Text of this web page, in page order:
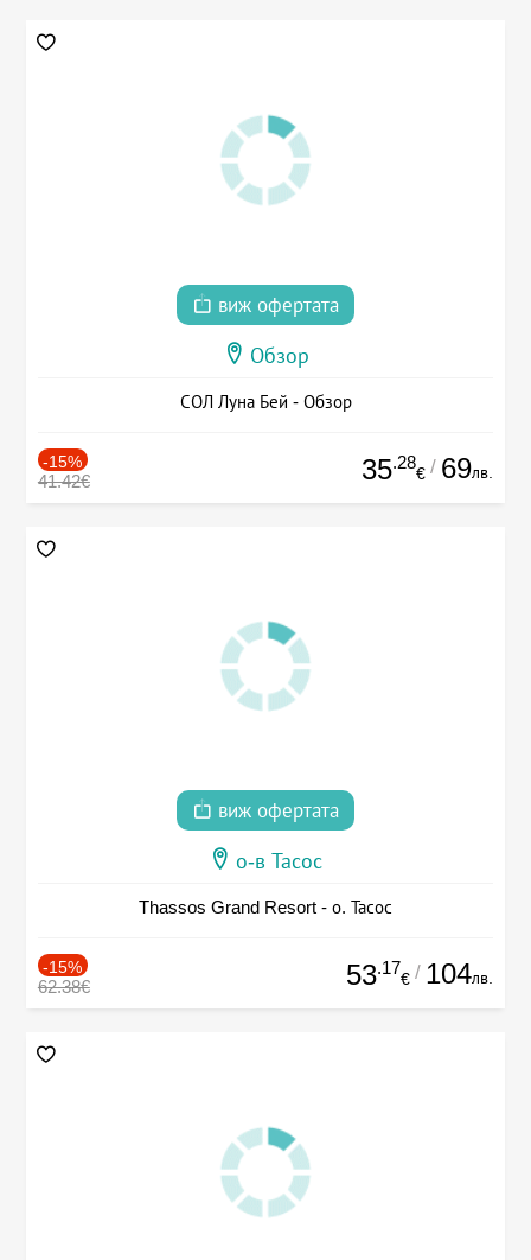
виж офертата
Обзор
СОЛ Луна Бей - Обзор
-15%
41.42€ 35.28
€ / 69лв.
виж офертата
о-в Тасос
Thassos Grand Resort - о. Тасос
-15%
62.38€ 53.17
€ / 104лв.